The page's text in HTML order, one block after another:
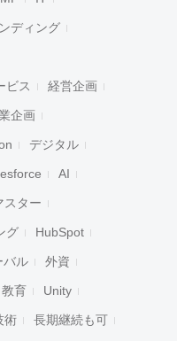
ディング
ビス 経営企画
企画
デジタル
AI
スター
グ HubSpot
バル 外資
教育 Unity
術 長期継続も可